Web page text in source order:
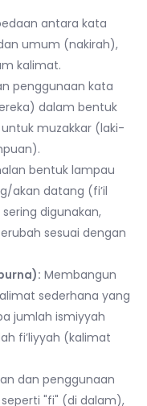
antara kata
umum (nakirah),
kalimat.
penggunaan kata
dalam bentuk
muzakkar (laki-
bentuk lampau
akan datang (fi’il
digunakan,
sesuai dengan
Membangun
sederhana yang
jumlah ismiyyah
fi’liyyah (kalimat
dan penggunaan
"fi" (di dalam),